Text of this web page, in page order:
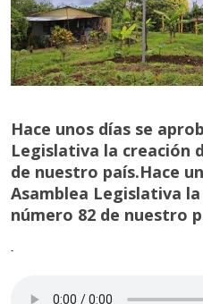
Hace unos días se
Legislativa la creación
de nuestro país.Hace
Asamblea Legislativa
número 82 de nuestro
-